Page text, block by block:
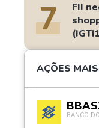
7
FII
AÇÕES
BANCO